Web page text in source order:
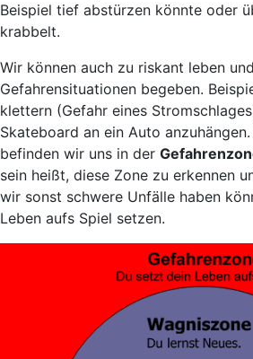
Beispiel tief abstürzen könnte oder
krabbelt.
Wir können auch zu riskant leben
Gefahrensituationen begeben.
klettern (Gefahr eines
Skateboard an ein Auto
befinden wir uns in der
sein heißt, diese Zone zu erkennen
wir sonst schwere Unfälle haben
Leben aufs Spiel setzen.